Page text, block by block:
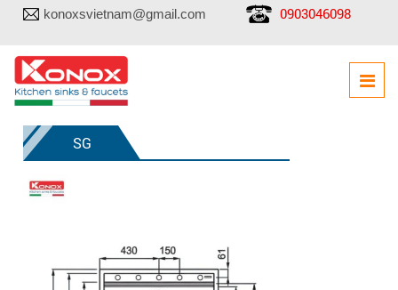
konoxsvietnam@gmail.com 0903046098
SG